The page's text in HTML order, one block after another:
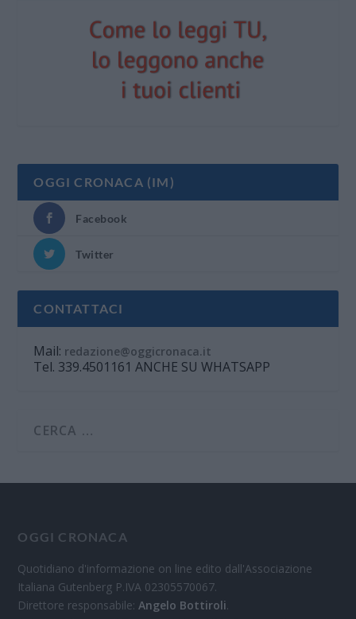
OGGI CRONACA (IM)
Facebook
Twitter
CONTATTACI
Mail: redazione@oggicronaca.it
Tel. 339.4501161 ANCHE SU WHATSAPP
OGGI CRONACA
Quotidiano d'informazione on line edito dall'Associazione
Italiana Gutenberg P.IVA 02305570067.
Direttore responsabile:Angelo Bottiroli.